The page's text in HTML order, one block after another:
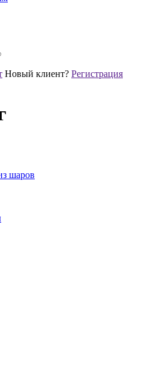
Новый клиент? Регистрация
шаров